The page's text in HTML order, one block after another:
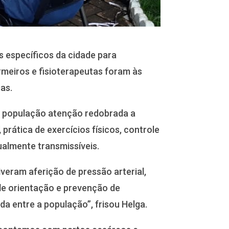
específicos da cidade para
e fisioterapeutas foram às
população atenção redobrada a
prática de exercícios físicos, controle
transmissíveis.
aferição de pressão arterial,
orientação e prevenção de
entre a população”, frisou Helga.